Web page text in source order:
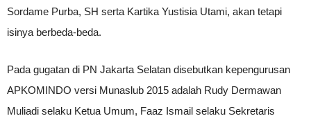
Sordame Purba, SH serta Kartika Yustisia Utami, akan tetapi
isinya berbeda-beda.
Pada gugatan di PN Jakarta Selatan disebutkan kepengurusan
APKOMINDO versi Munaslub 2015 adalah Rudy Dermawan
Muliadi selaku Ketua Umum, Faaz Ismail selaku Sekretaris